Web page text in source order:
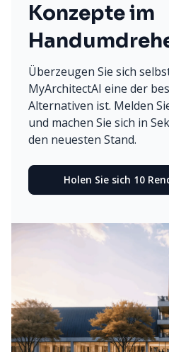
Konzepte im
Überzeugen Sie sich
MyArchitectAI eine der
Alternativen ist. Melden
und machen Sie sich in
den neuesten Stand.
Holen Sie sich 10